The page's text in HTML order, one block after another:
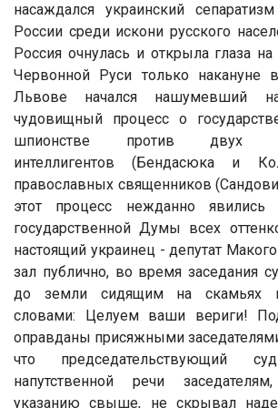
насаждался украинский
России среди искони русского
Россия очнулась и открыла глаза
Червонной Руси только накануне
Львове начался нашумевший
чудовищный процесс о
шпионстве против двух
интеллигентов (Бендасюка и
православных священников
этот процесс нежданно явились
государственной Думы всех
настоящий украинец - депутат
зал публично, во время заседания
до земли сидящим на скамьях
словами: Целуем ваши вериги!
оправданы присяжными
что председательствующий
напутственной речи
указанию свыше, не скрывал